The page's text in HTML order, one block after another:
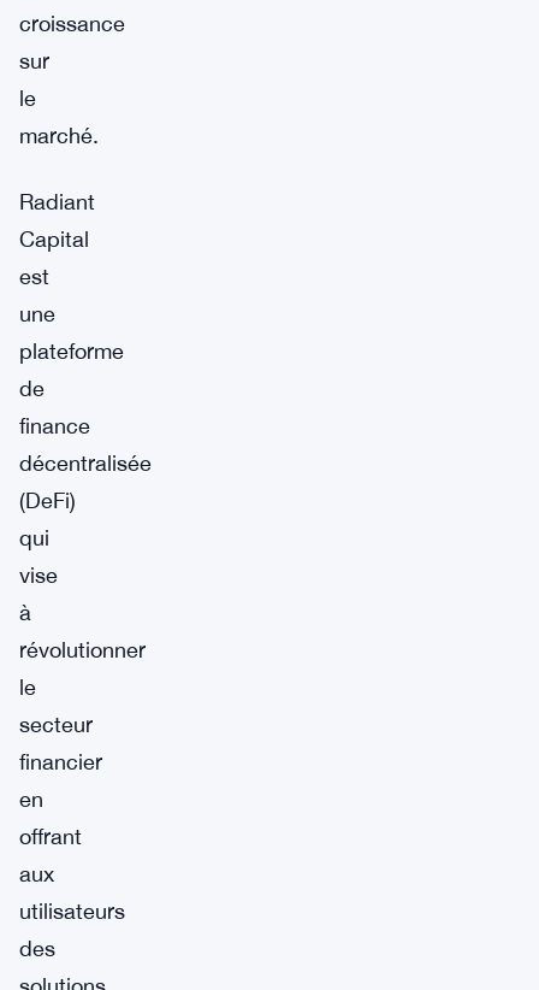
croissance
sur
le
marché.
Radiant
Capital
est
une
plateforme
de
finance
décentralisée
(DeFi)
qui
vise
à
révolutionner
le
secteur
financier
en
offrant
aux
utilisateurs
des